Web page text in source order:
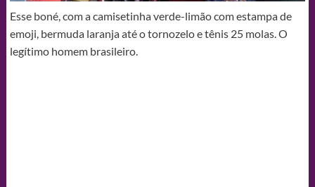
Esse boné, com a camisetinha verde-limão com estampa de
emoji, bermuda laranja até o tornozelo e tênis 25 molas. O
legítimo homem brasileiro.